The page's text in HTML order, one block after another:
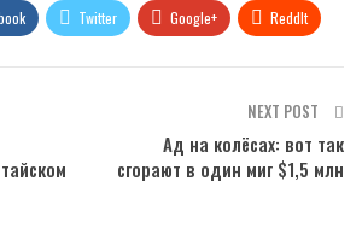
Twitter Google+ ReddIt
NEXT POST
Ад на колёсах: вот так
сгорают в один миг $1,5 млн